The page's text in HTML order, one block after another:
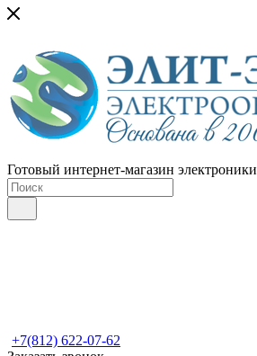
Готовый интернет-магазин электроники
+7(812) 622-07-62